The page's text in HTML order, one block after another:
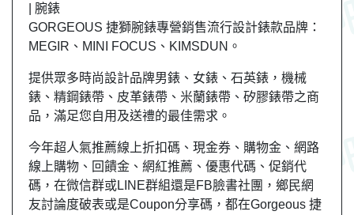
| 腕錶
GORGEOUS 捷獅腕錶專營銷售流行設計錶款品牌：
MEGIR、MINI FOCUS、KIMSDUN。
提供眾多時尚設計品牌男錶、女錶、石英錶，機械
錶、精鋼錶帶、皮革錶帶、米蘭錶帶、矽膠錶帶之商
品，滿足您自用及送禮的最佳需求。
今年超人氣推薦線上折扣碼、現金券、購物金、網路
線上購物、回饋金、網紅推薦、優惠代碼、促銷代
碼，在微信群或LINE群組還是FB臉書社團， 鄉民網
友討論度破表或是Coupon分享碼，都在Gorgeous 捷